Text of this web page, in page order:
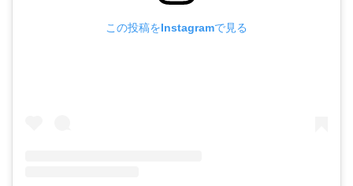
この投稿をInstagramで見る